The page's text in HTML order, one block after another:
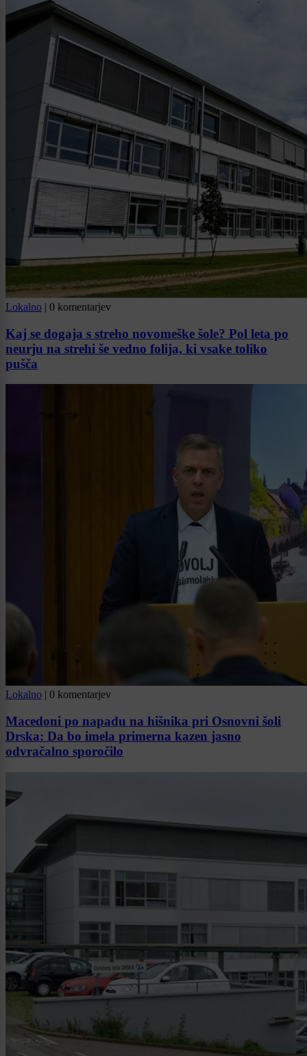
Lokalno | 0 komentarjev
Kaj se dogaja s streho novomeške šole? Pol leta po
neurju na strehi še vedno folija, ki vsake toliko
pušča
Lokalno | 0 komentarjev
Macedoni po napadu na hišnika pri Osnovni šoli
Drska: Da bo imela primerna kazen jasno
odvračalno sporočilo